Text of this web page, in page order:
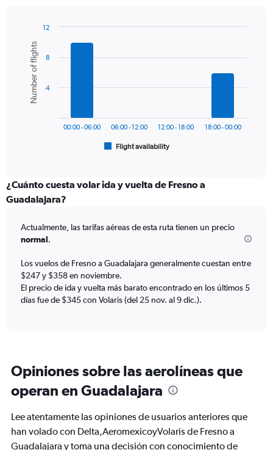
axis
displaying
values.
Range:
chart
with
bars.
The
categories.
Range:
The
chart
1
Y
axis
displaying
to
12.
Chart
graphic.
Number of flights
Flight availability
00:00 - 06:00 06:00 - 12:00 12:00 - 18:00 18:00 - 00:00
4
8
12
¿Cuánto cuesta volar ida y vuelta de Fresno a
Guadalajara?
Actualmente, las tarifas aéreas de esta ruta tienen un precio
normal.
Los vuelos de Fresno a Guadalajara generalmente cuestan entre
$247 y $358 en noviembre.
El precio de ida y vuelta más barato encontrado en los últimos 5
días fue de $345 con Volaris (del 25 nov. al 9 dic.).
Opiniones sobre las aerolíneas que
operan en Guadalajara
Lee atentamente las opiniones de usuarios anteriores que
han volado con Delta,AeromexicoyVolaris de Fresno a
Guadalajara y toma una decisión con conocimiento de